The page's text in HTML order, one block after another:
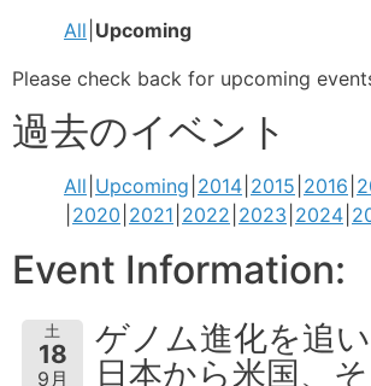
All Upcoming
Please check back for upcoming
過去のイベント
All Upcoming 2014 2015 2016
2020 2021 2022 2023 2024
Event Information:
土
18
9月
ゲノム進化を追
日本から米国、